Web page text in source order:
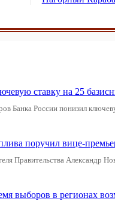
ставку на 25
Банка России понизил
поручил вице-
Правительства Александр
выборов в регионах